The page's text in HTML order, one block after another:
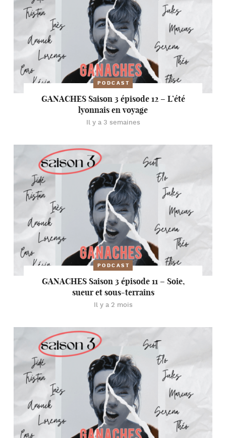
PODCAST
GANACHES Saison 3 épisode 12 – L’été
lyonnais en voyage
Il y a 3 semaines
PODCAST
GANACHES Saison 3 épisode 11 – Soie,
sueur et sous-terrains
Il y a 2 mois